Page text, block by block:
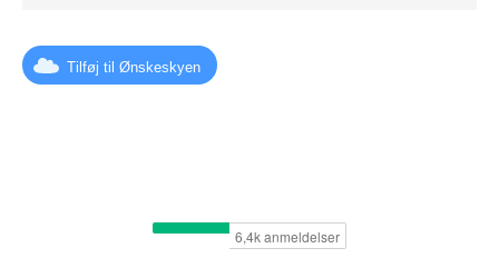
Tilføj til Ønskeskyen